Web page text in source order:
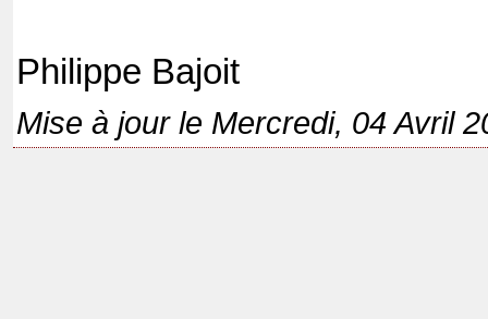
Philippe Bajoit
Mise à jour le Mercredi, 04 Avril